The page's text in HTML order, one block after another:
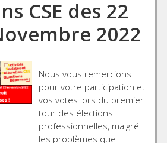
CSE des 22
2022
Nous vous remercions
pour votre participation et
vos votes lors du premier
tour des élections
professionnelles, malgré
les problèmes que